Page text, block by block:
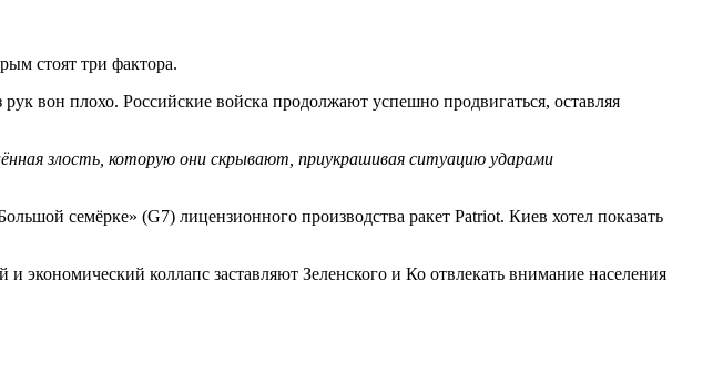
стоят три фактора.
вон плохо. Российские войска продолжают успешно продвигаться, оставляя
злость, которую они скрывают, приукрашивая ситуацию ударами
семёрке» (G7) лицензионного производства ракет Patriot. Киев хотел показать
коллапс заставляют Зеленского и Ко отвлекать внимание населения